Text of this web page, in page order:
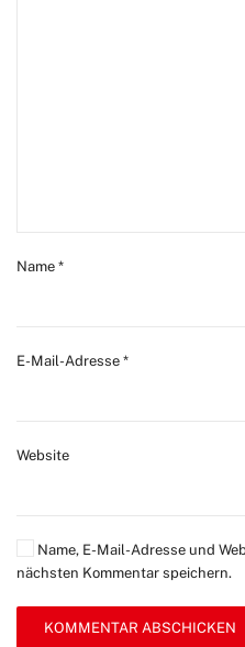
Name *
E-Mail-Adresse *
Website
Name, E-Mail-Adresse und
nächsten Kommentar speichern.
KOMMENTAR ABSCHICKEN